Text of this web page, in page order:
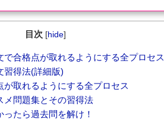
目次 [hide]
で合格点が取れるようにする全プロセス
習得法(詳細版)
が取れるようにする全プロセス
メ問題集とその習得法
たら過去問を解け！